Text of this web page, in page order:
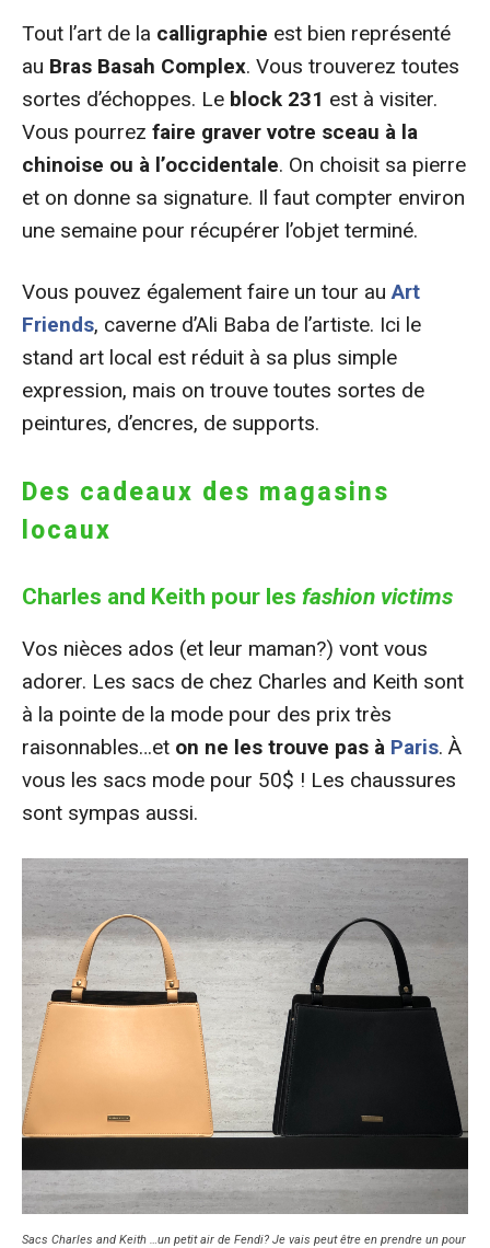
Tout l’art de la calligraphie est bien représenté
au Bras Basah Complex. Vous trouverez toutes
sortes d’échoppes. Le block 231 est à visiter.
Vous pourrez faire graver votre sceau à la
chinoise ou à l’occidentale. On choisit sa pierre
et on donne sa signature. Il faut compter environ
une semaine pour récupérer l’objet terminé.
Vous pouvez également faire un tour auArt
Friends, caverne d’Ali Baba de l’artiste. Ici le
stand art local est réduit à sa plus simple
expression, mais on trouve toutes sortes de
peintures, d’encres, de supports.
Des cadeaux des magasins
locaux
Charles and Keith pour les fashion victims
Vos nièces ados (et leur maman?) vont vous
adorer. Les sacs de chez Charles and Keith sont
à la pointe de la mode pour des prix très
raisonnables…et on ne les trouve pas à Paris. À
vous les sacs mode pour 50$ ! Les chaussures
sont sympas aussi.
Sacs Charles and Keith …un petit air de Fendi? Je vais peut être en prendre un pour